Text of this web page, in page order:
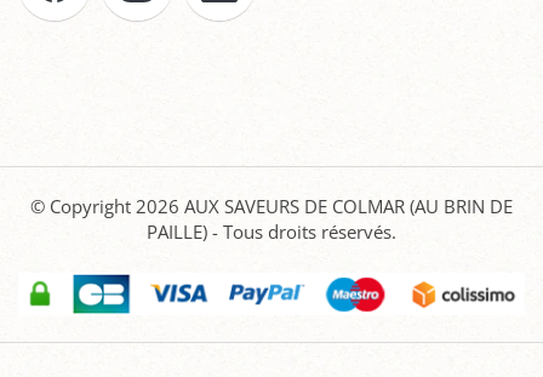
© Copyright 2026 AUX SAVEURS DE COLMAR (AU BRIN DE
PAILLE) - Tous droits réservés.